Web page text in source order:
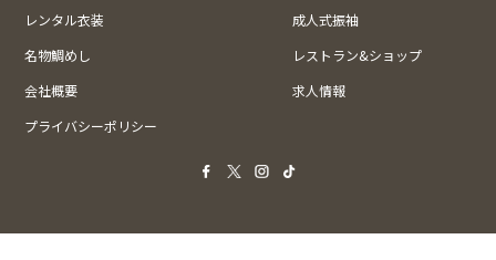
レンタル衣装
成人式振袖
名物鯛めし
レストラン&ショップ
会社概要
求人情報
プライバシーポリシー